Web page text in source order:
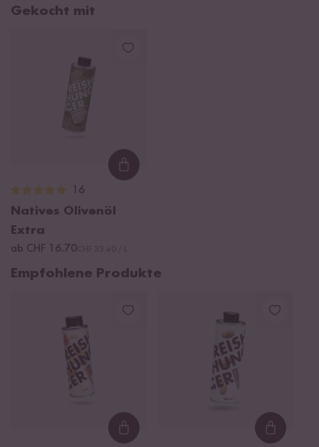
Gekocht mit
Loading...
16
Natives Olivenöl
Extra
ab CHF 16.70
Empfohlene Produkte
Loading...